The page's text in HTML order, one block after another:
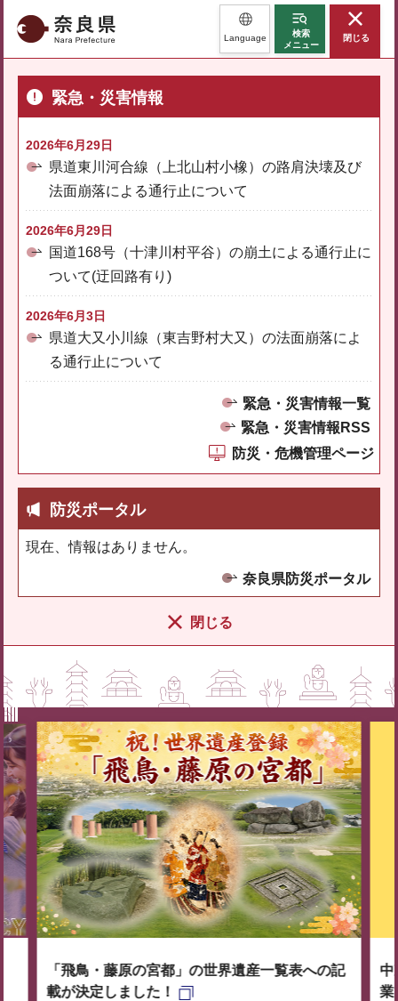
奈良県 Language
検索
メニュー
閉じる
緊急・災害情報
2026年6月29日
県道東川河合線（上北山村小橡）の路肩決壊及び
法面崩落による通行止について
2026年6月29日
国道168号（十津川村平谷）の崩土による通行止に
ついて(迂回路有り)
2026年6月3日
県道大又小川線（東吉野村大又）の法面崩落によ
る通行止について
緊急・災害情報一覧
緊急・災害情報RSS
防災・危機管理ページ
防災ポータル
現在、情報はありません。
奈良県防災ポータル
閉じる
「飛鳥・藤原の宮都」の世界遺産一覧表への記
載が決定しました！
中
業